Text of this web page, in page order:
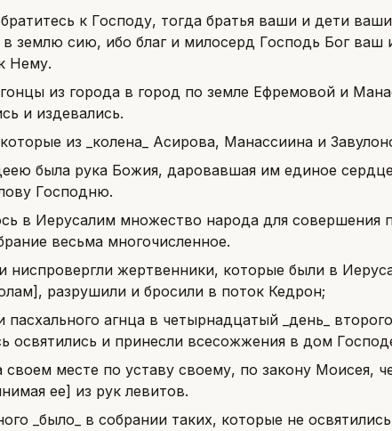
к Господу, тогда братья ваши и дети
в землю сию, ибо благ и милосерд Господь Бог ваш
Нему.
из города в город по земле Ефремовой и
и издевались.
из _колена_ Асирова, Манассиина и
была рука Божия, даровавшая им единое
Господню.
в Иерусалим множество народа для совершения
весьма многочисленное.
ниспровергли жертвенники, которые были в
разрушили и бросили в поток Кедрон;
пасхального агнца в четырнадцатый _день_
освятились и принесли всесожжения в дом
своем месте по уставу своему, по закону Моисея,
ее] из рук левитов.
_было_ в собрании таких, которые не